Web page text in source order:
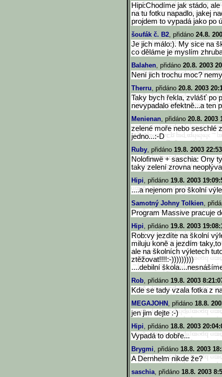
Hipi:Chodíme jak stádo,
na tu fotku napadlo, jakej
projdem to vypadá jako po
šoufák č. B2, přidáno 24.8.
Je jich málo:). My sice na
co děláme je myslím
Balahen, přidáno 20.8. 2003
Není jich trochu moc?
Therru, přidáno 20.8. 2003
Taky bych řekla, zvlášť po
nevypadalo efektně...a ten
Menienan, přidáno 20.8. 2003
zelené moře nebo seschlé
jedno...:-D
Ruby, přidáno 19.8. 2003
Nolofinwë + saschia: Ony
taky zelení zrovna
Hipi, přidáno 19.8. 2003
....a nejenom pro školní
Samotný Johny Tolkien,
Program Massive pracuje
Hipi, přidáno 19.8. 2003
Rob:vy jezdíte na školní
miluju koně a jezdím
ale na školních výletech
ztěžovat!!!!:-)))))))))
....debilní
Rob, přidáno 19.8. 2003
Kde se tady vzala fotka z
MEGAJOHN , přidáno 18.8.
jen jim dejte :-)
Hipi, přidáno 18.8. 2003
Vypadá to dobře...
Brygmi, přidáno 18.8. 2003
A Dernhelm nikde že?
saschia, přidáno 18.8. 2003